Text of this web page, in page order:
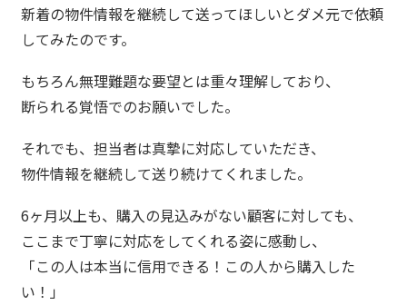
新着の物件情報を継続して送ってほしいとダメ元で依頼
してみたのです。
もちろん無理難題な要望とは重々理解しており、
断られる覚悟でのお願いでした。
それでも、担当者は真摯に対応していただき、
物件情報を継続して送り続けてくれました。
6ヶ月以上も、購入の見込みがない顧客に対しても、
ここまで丁寧に対応をしてくれる姿に感動し、
「この人は本当に信用できる！この人から購入した
い！」